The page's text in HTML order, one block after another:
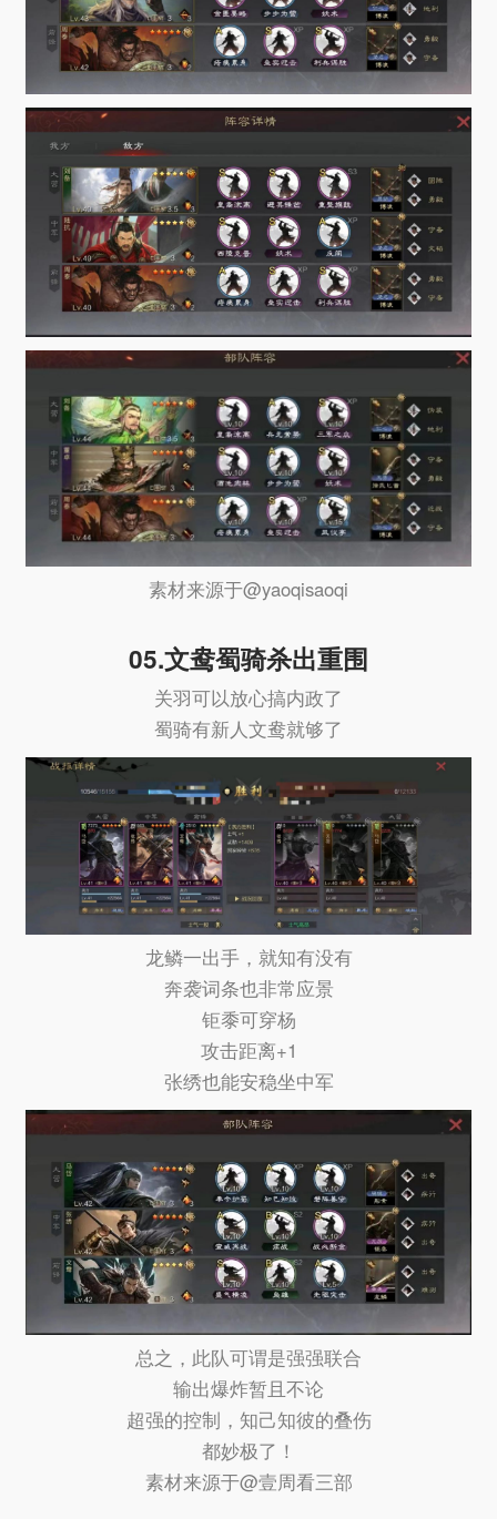
素材来源于@yaoqisaoqi
05.文鸯蜀骑杀出重围
关羽可以放心搞内政了
蜀骑有新人文鸯就够了
龙鳞一出手，就知有没有
奔袭词条也非常应景
钜黍可穿杨
攻击距离+1
张绣也能安稳坐中军
总之，此队可谓是强强联合
输出爆炸暂且不论
超强的控制，知己知彼的叠伤
都妙极了！
素材来源于@壹周看三部